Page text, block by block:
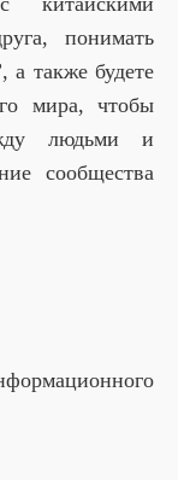
понимать
а также будете
мира, чтобы
людьми и
сообщества